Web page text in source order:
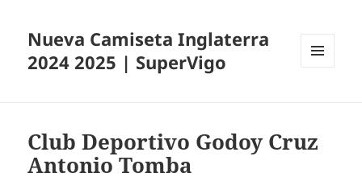
Nueva Camiseta Inglaterra
2024 2025 | SuperVigo
Club Deportivo Godoy Cruz
Antonio Tomba